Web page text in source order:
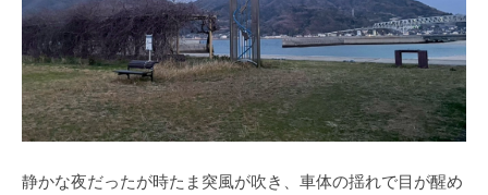
静かな夜だったが時たま突風が吹き、車体の揺れで目が醒め